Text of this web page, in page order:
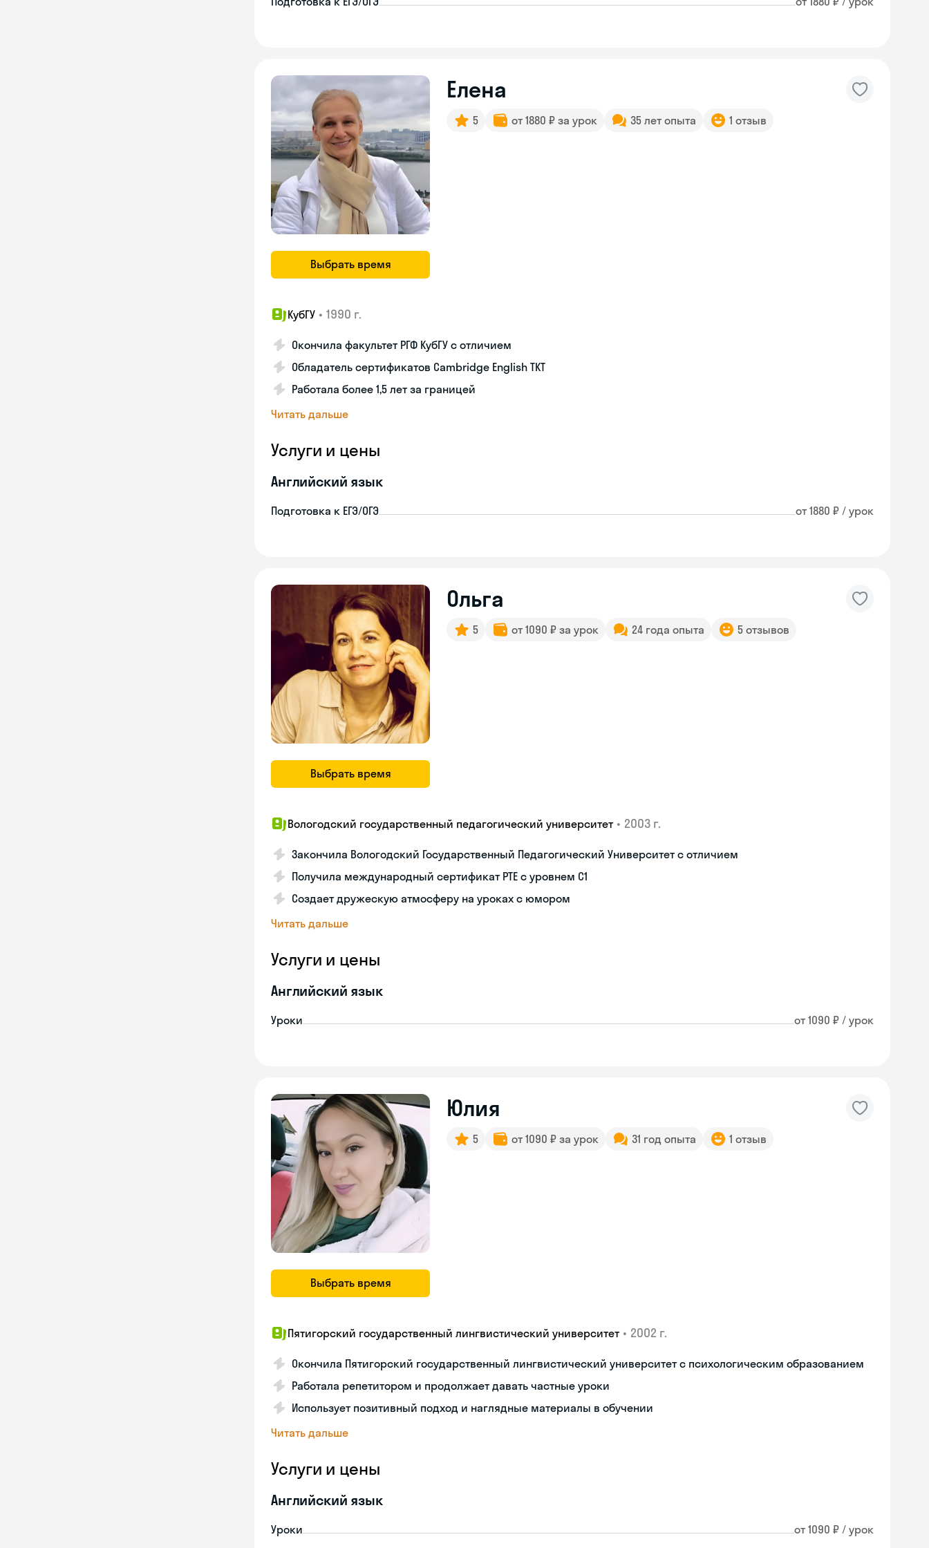
Выбрать время
Елена
5 от 1880 ₽ за урок 35 лет опыта 1 отзыв
КубГУ • 1990 г.
Окончила факультет РГФ КубГУ с отличием
Обладатель сертификатов Cambridge English TKT
Работала более 1,5 лет за границей
Читать дальше
Услуги и цены
Английский язык
Подготовка к ЕГЭ/ОГЭ от 1880 ₽ / урок
Выбрать время
Ольга
5 от 1090 ₽ за урок 24 года опыта 5 отзывов
Вологодский государственный педагогический университет • 2003 г.
Закончила Вологодский Государственный Педагогический Университет с отличием
Получила международный сертификат PTE с уровнем C1
Создает дружескую атмосферу на уроках с юмором
Читать дальше
Услуги и цены
Английский язык
Уроки от 1090 ₽ / урок
Выбрать время
Юлия
5 от 1090 ₽ за урок 31 год опыта 1 отзыв
Пятигорский государственный лингвистический университет • 2002 г.
Окончила Пятигорский государственный лингвистический университет с психологическим образованием
Работала репетитором и продолжает давать частные уроки
Использует позитивный подход и наглядные материалы в обучении
Читать дальше
Услуги и цены
Английский язык
Уроки от 1090 ₽ / урок